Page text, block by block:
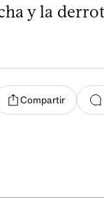
y la
Compartir